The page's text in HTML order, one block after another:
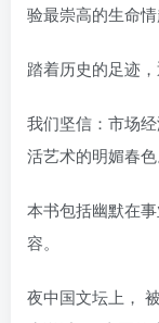
验最崇高的生命情
踏着历史的足迹
我们坚信：市场
活艺术的明媚春色
本书包括幽默在
容。
夜中国文坛上，